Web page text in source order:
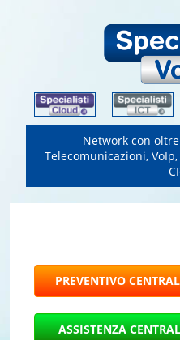
Network con
Telecomunicazioni,